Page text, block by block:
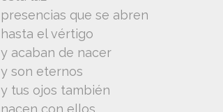
presencias que se abren
hasta el vértigo
y acaban de nacer
y son eternos
y tus ojos también
nacen con ellos